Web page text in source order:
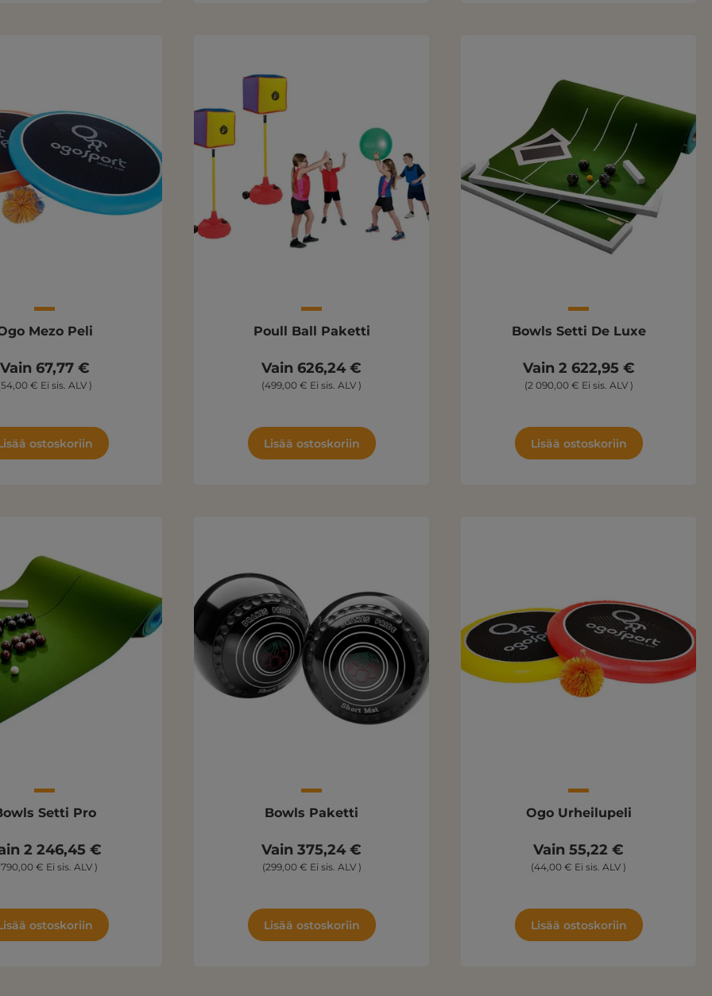
Mezo Peli
Vain 67,77 €
€ Ei sis. ALV )
ostoskoriin
Poull Ball Paketti
Vain 626,24 €
(499,00 € Ei sis. ALV )
Lisää ostoskoriin
Bowls Setti De Luxe
Vain 2 622,95 €
(2 090,00 € Ei sis. ALV )
Lisää ostoskoriin
Setti Pro
2 246,45 €
790,00 € Ei sis. ALV )
ostoskoriin
Bowls Paketti
Vain 375,24 €
(299,00 € Ei sis. ALV )
Lisää ostoskoriin
Ogo Urheilupeli
Vain 55,22 €
(44,00 € Ei sis. ALV )
Lisää ostoskoriin